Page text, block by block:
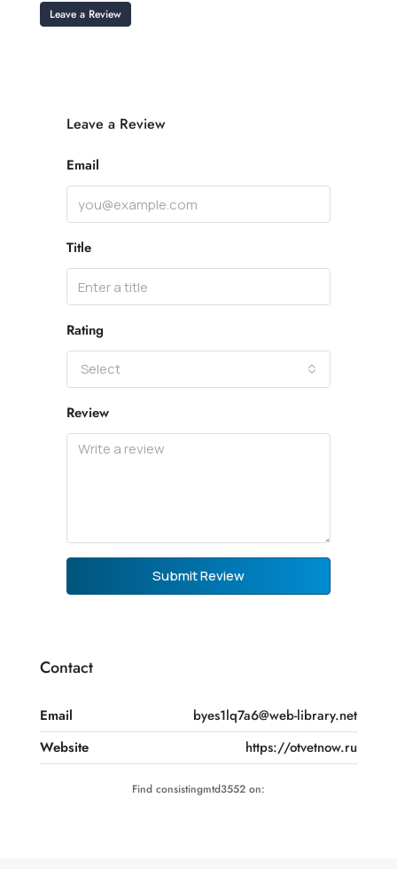
Leave a Review
Leave a Review
Email
Title
Rating
Select
Review
Submit Review
Contact
Email
byes1lq7a6@web-library.net
Website
https://otvetnow.ru
Find consistingmtd3552 on: